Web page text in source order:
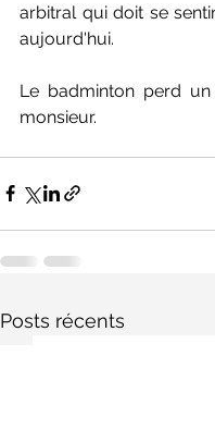
arbitral qui doit se
aujourd'hui.
Le badminton perd
monsieur.
Posts récents